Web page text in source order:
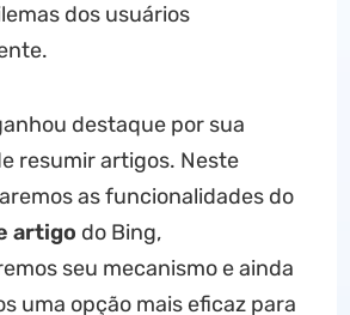
dos usuários
destaque por sua
resumir artigos. Neste
as funcionalidades do
artigo do Bing,
seu mecanismo e ainda
uma opção mais eficaz para